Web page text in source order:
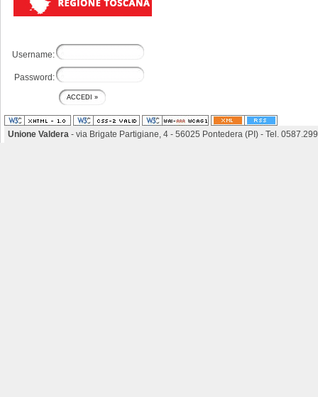
Username:
Password:
Unione Valdera - via Brigate Partigiane, 4 - 56025 Pontedera (PI) - Tel.